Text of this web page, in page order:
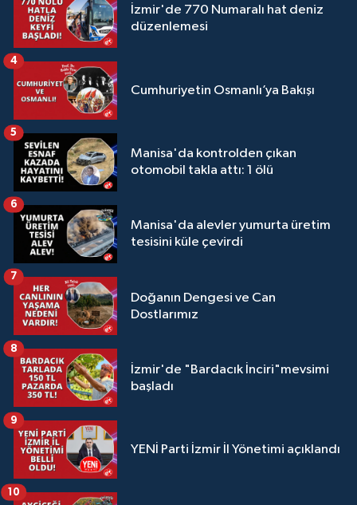
İzmir'de 770 Numaralı hat deniz
düzenlemesi
Cumhuriyetin Osmanlı’ya Bakışı
4
Manisa'da kontrolden çıkan
otomobil takla attı: 1 ölü
5
Manisa'da alevler yumurta üretim
tesisini küle çevirdi
6
Doğanın Dengesi ve Can
Dostlarımız
7
İzmir'de "Bardacık İnciri"mevsimi
başladı
8
YENİ Parti İzmir İl Yönetimi açıklandı
9
10